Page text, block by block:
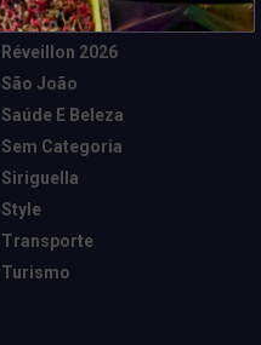
News Tech
Réveillon 2026
São João
Saúde E Beleza
Sem Categoria
Siriguella
Style
Transporte
Turismo